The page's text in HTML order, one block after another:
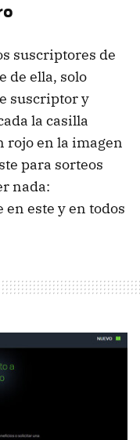
suscriptores de
de ella, solo
suscriptor y
la casilla
rojo en la imagen
para sorteos
nada:
este y en todos